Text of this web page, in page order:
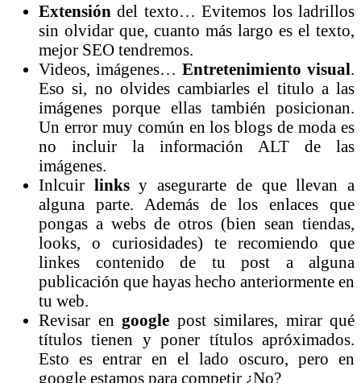
Extensión del texto… Evitemos los ladrillos
sin olvidar que, cuanto más largo es el texto,
mejor SEO tendremos.
Videos, imágenes… Entretenimiento visual.
Eso si, no olvides cambiarles el titulo a las
imágenes porque ellas también posicionan.
Un error muy común en los blogs de moda es
no incluir la información ALT de las
imágenes.
Inlcuir linksy asegurarte de que llevan a
alguna parte. Además de los enlaces que
pongas a webs de otros (bien sean tiendas,
looks, o curiosidades) te recomiendo que
linkes contenido de tu post a alguna
publicación que hayas hecho anteriormente en
tu web.
Revisar en google post similares, mirar qué
títulos tienen y poner títulos apróximados.
Esto es entrar en el lado oscuro, pero en
google estamos para competir ¿No?